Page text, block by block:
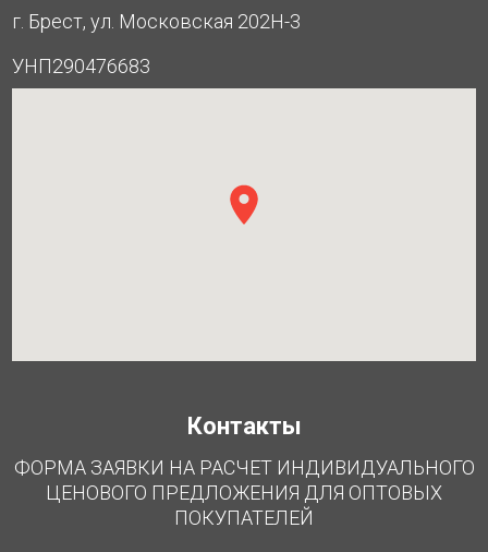
г. Брест, ул. Московская 202Н-3
УНП290476683
Контакты
ФОРМА ЗАЯВКИ НА РАСЧЕТ ИНДИВИДУАЛЬНОГО
ЦЕНОВОГО ПРЕДЛОЖЕНИЯ ДЛЯ ОПТОВЫХ
ПОКУПАТЕЛЕЙ